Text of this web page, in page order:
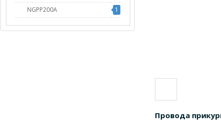
NGPP200A
1
NGPP300A
1
Провода